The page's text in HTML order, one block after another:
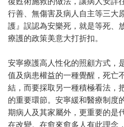
行善、無傷害及病人自主等三大
護』誤認為安樂死，就是等死、
療護的政策美意大打折扣。
安寧療護高人性化的照顧方式，
值及病患權益的一種覺醒，死亡
結，而要採取另一種積極看法，
的重要環節。安寧緩和醫療制度
期病人及其家屬外，更重要的是
在改變。在愈來愈多人有此理念